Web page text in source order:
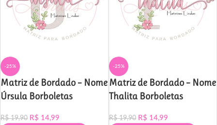
-25%
Matriz de Bordado – Nome
Úrsula Borboletas
R$19,90 R$ 14,99
-25%
Matriz de Bordado – Nome
Thalita Borboletas
R$19,90 R$ 14,99